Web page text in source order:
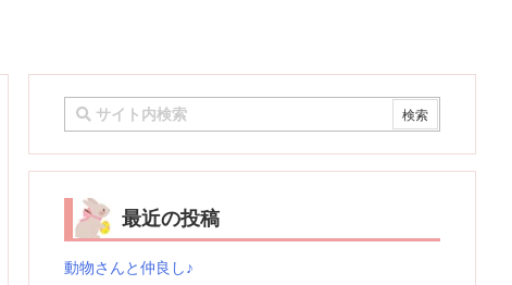
最近の投稿
動物さんと仲良し♪